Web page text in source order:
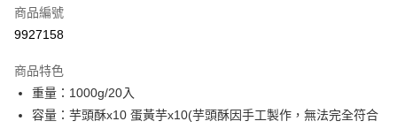
街口支付
Google Pay
全盈+PAY
商品編號
9927158
商品特色
重量：1000g/20入
容量：芋頭酥x10 蛋黃芋x10(芋頭酥因手工製作，無法完全符合